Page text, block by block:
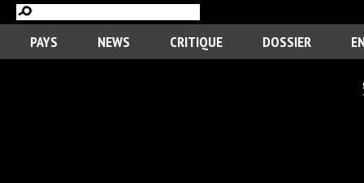
PAYS NEWS CRITIQUE DOSSIER